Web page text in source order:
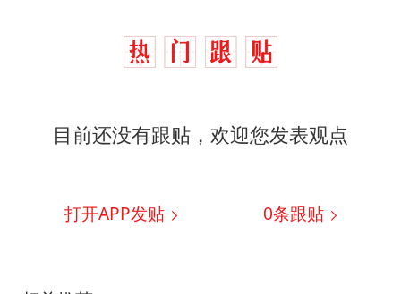
目前还没有跟贴，欢迎您发表观点
打开APP发贴 0条跟贴